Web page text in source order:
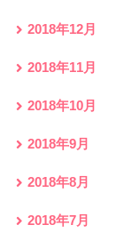
2018年12月
2018年11月
2018年10月
2018年9月
2018年8月
2018年7月